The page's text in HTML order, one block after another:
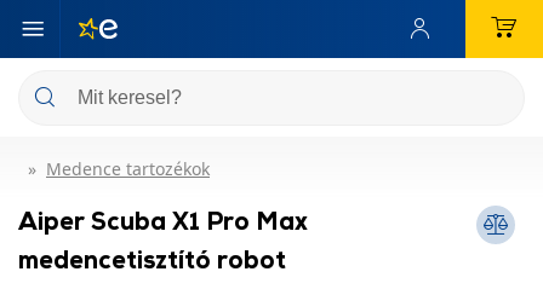
Medence tartozékok
Aiper Scuba X1 Pro Max
medencetisztító robot